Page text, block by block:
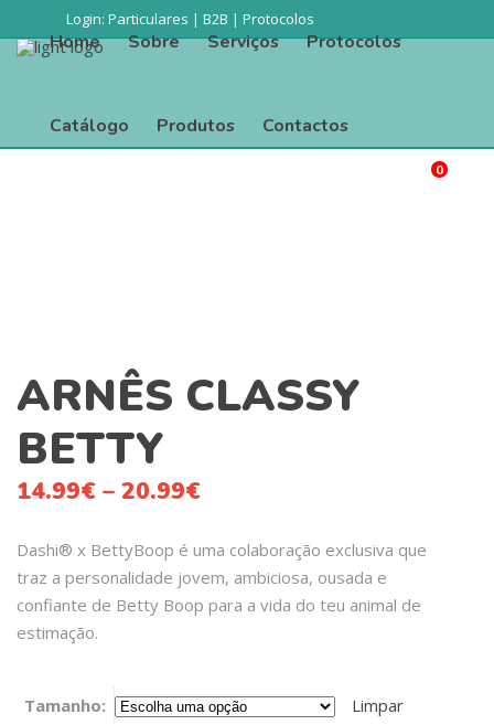
Login: Particulares | B2B | Protocolos
0
Home Sobre Serviços Protocolos
Catálogo Produtos Contactos
ARNÊS CLASSY
BETTY
14.99€ – 20.99€
Dashi® x BettyBoop é uma colaboração exclusiva que
traz a personalidade jovem, ambiciosa, ousada e
confiante de Betty Boop para a vida do teu animal de
estimação.
Tamanho: Limpar